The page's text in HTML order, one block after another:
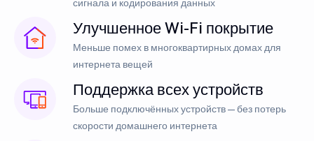
сигнала и кодирования данных
Улучшенное Wi-Fi покрытие
Меньше помех в многоквартирных домах для
интернета вещей
Поддержка всех устройств
Больше подключённых устройств — без потерь
скорости домашнего интернета